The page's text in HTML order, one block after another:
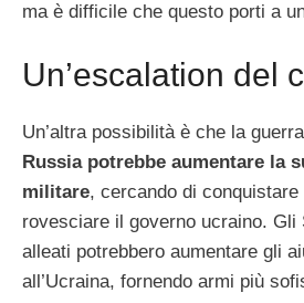
ma è difficile che questo porti a
Un’escalation del
Un’altra possibilità è che la
Russia potrebbe aumentare la
militare, cercando di
rovesciare il governo ucraino. Gli
alleati potrebbero aumentare gli
all’Ucraina, fornendo armi più